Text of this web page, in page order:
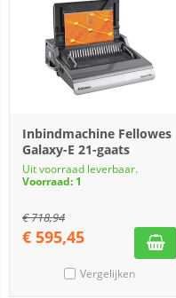
Inbindmachine Fellowes
Galaxy-E 21-gaats
Uit voorraad leverbaar.
Voorraad: 1
€718,94
€ 595,45
Vergelijken